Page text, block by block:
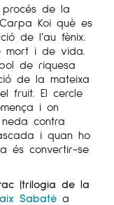
procés de la
Koi què es
de l’au fènix.
mort i de vida.
de riquesa
de la mateixa
fruit. El cercle
i on
contra
i quan ho
és convertir-se
(trilogia de la
Sabaté a